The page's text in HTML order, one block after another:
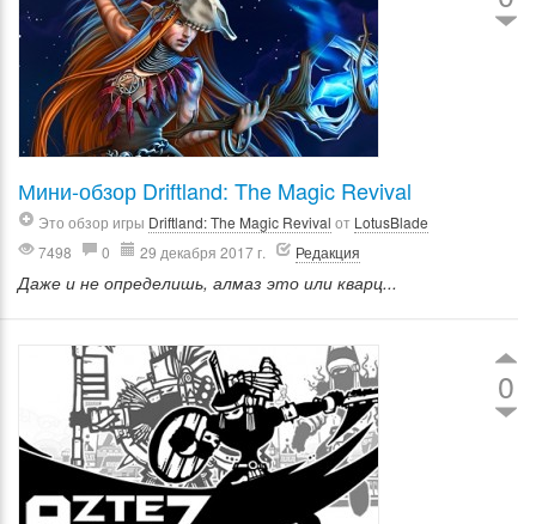
Мини-обзор Driftland: The Magic Revival
Это обзор игры Driftland: The Magic Revival от LotusBlade
7498
0 29 декабря 2017 г. Редакция
Даже и не определишь, алмаз это или кварц...
0